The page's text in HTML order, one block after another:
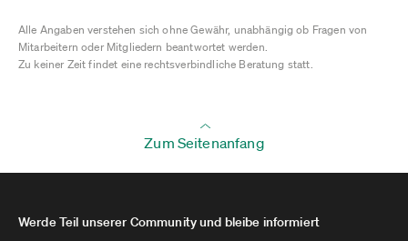
Alle Angaben verstehen sich ohne Gewähr, unabhängig ob Fragen von
Mitarbeitern oder Mitgliedern beantwortet werden.
Zu keiner Zeit findet eine rechtsverbindliche Beratung statt.
Zum Seitenanfang
Werde Teil unserer Community und bleibe informiert